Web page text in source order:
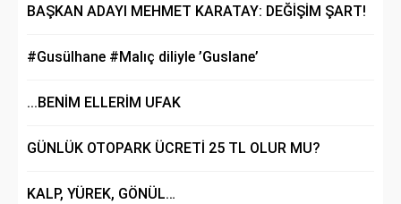
BAŞKAN ADAYI MEHMET KARATAY: DEĞİŞİM ŞART!
#Gusülhane #Malıç diliyle ’Guslane’
...BENİM ELLERİM UFAK
GÜNLÜK OTOPARK ÜCRETİ 25 TL OLUR MU?
KALP, YÜREK, GÖNÜL…